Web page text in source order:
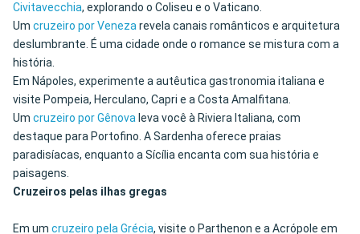
Civitavecchia, explorando o Coliseu e o Vaticano.
Um cruzeiro por Venezarevela canais românticos e arquitetura
deslumbrante. É uma cidade onde o romance se mistura com a
história.
Em Nápoles, experimente a autêutica gastronomia italiana e
visite Pompeia, Herculano, Capri e a Costa Amalfitana.
Um cruzeiro por Gênova leva você à Riviera Italiana, com
destaque para Portofino. A Sardenha oferece praias
paradisíacas, enquanto a Sícília encanta com sua história e
paisagens.
Cruzeiros pelas ilhas gregas
Em um cruzeiro pela Grécia, visite o Parthenon e a Acrópole em